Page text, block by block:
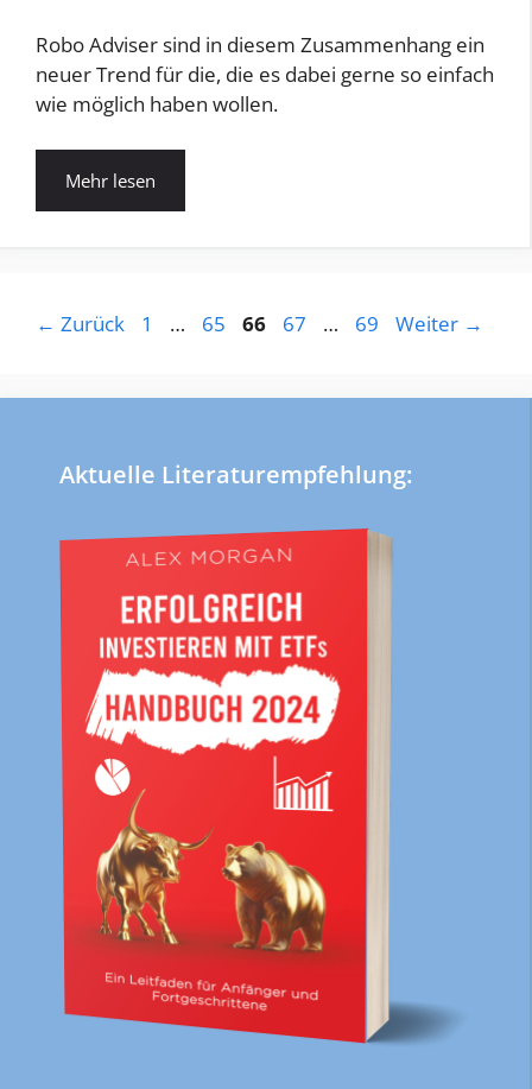
Robo Adviser sind in diesem Zusammenhang ein
neuer Trend für die, die es dabei gerne so einfach
wie möglich haben wollen.
Mehr lesen
← Zurück Seite
1 … Seite
65 Seite
66 Seite
67 … Seite
69 Weiter →
Aktuelle Literaturempfehlung: